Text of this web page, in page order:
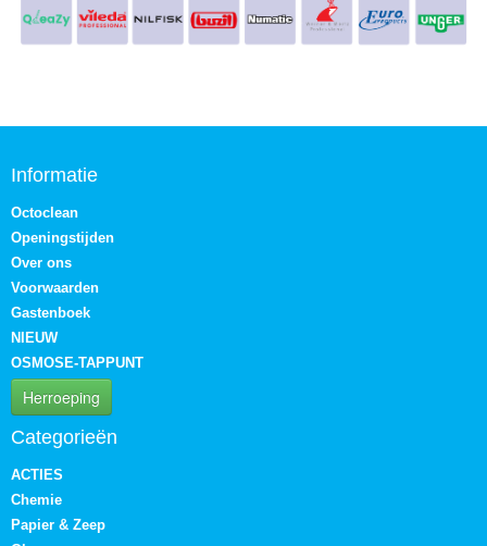
Informatie
Octoclean
Openingstijden
Over ons
Voorwaarden
Gastenboek
NIEUW
OSMOSE-TAPPUNT
Herroeping
Categorieën
ACTIES
Chemie
Papier & Zeep